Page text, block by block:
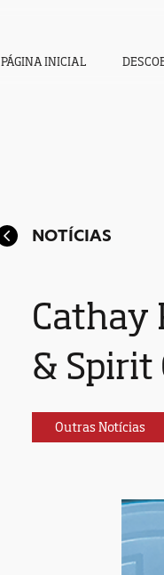
NOTÍCIAS
Cathay
& Spirit
Outras Notícias
PÁGINA INICIAL